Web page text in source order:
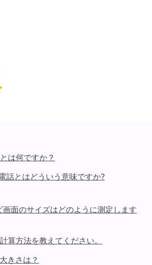
は何ですか？
話とはどういう意味ですか?
面のサイズはどのように測定します
算方法を教えてください。
きさは？